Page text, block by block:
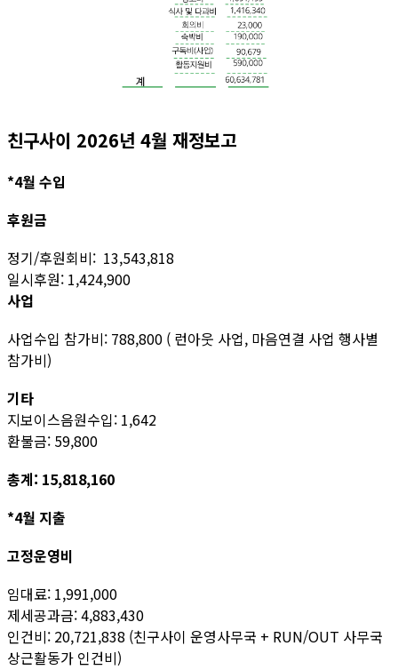
친구사이 2026년 4월 재정보고
*4월 수입
후원금
정기/후원회비: 13,543,818
일시후원: 1,424,900
사업
사업수입 참가비: 788,800 ( 런아웃 사업, 마음연결 사업 행사별
참가비)
기타
지보이스음원수입: 1,642
환불금: 59,800
총계: 15,818,160
*4월 지출
고정운영비
임대료: 1,991,000
제세공과금: 4,883,430
인건비: 20,721,838 (친구사이 운영사무국 + RUN/OUT 사무국
상근활동가 인건비)